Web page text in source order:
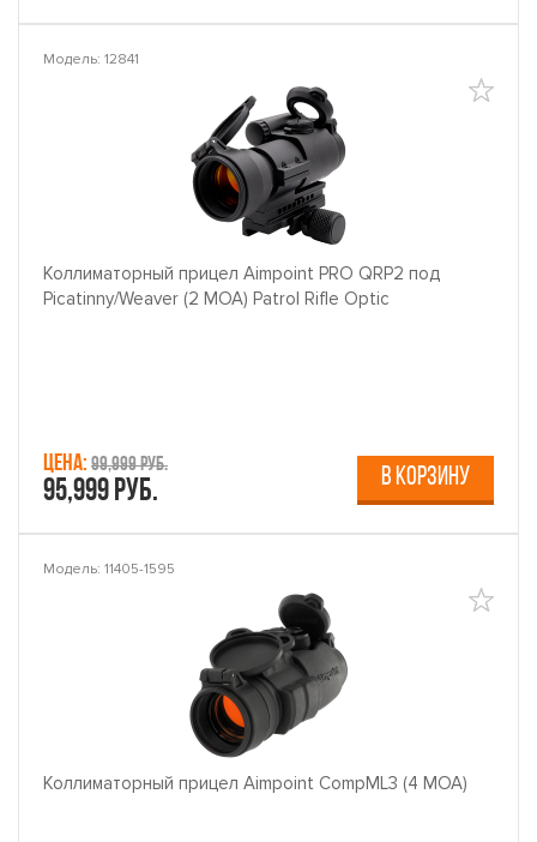
Модель: 12841
Коллиматорный прицел Aimpoint PRO QRP2 под
Picatinny/Weaver (2 МОА) Patrol Rifle Optic
Цена: 99,999 руб.
95,999 руб. В КОРЗИНУ
Модель: 11405-1595
Коллиматорный прицел Aimpoint СompML3 (4 MOA)